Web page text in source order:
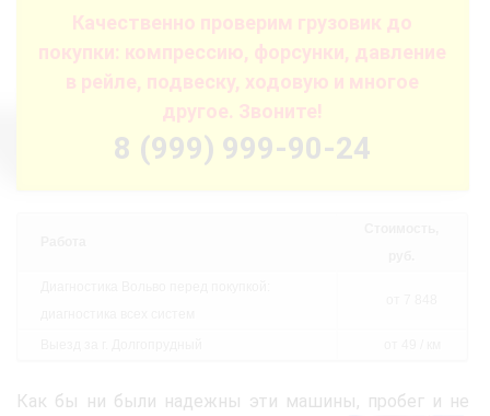
Качественно проверим грузовик до
покупки: компрессию, форсунки, давление
в рейле, подвеску, ходовую и многое
другое. Звоните!
8 (999) 999-90-24
Как бы ни были надежны эти машины, пробег и не